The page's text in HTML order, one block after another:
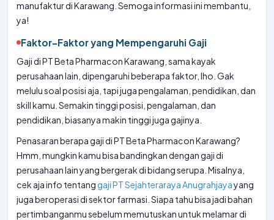
manufaktur di Karawang. Semoga informasi ini membantu,
ya!
Faktor-Faktor yang Mempengaruhi Gaji
Gaji di PT Beta Pharmacon Karawang, sama kayak
perusahaan lain, dipengaruhi beberapa faktor, lho. Gak
melulu soal posisi aja, tapi juga pengalaman, pendidikan, dan
skill kamu. Semakin tinggi posisi, pengalaman, dan
pendidikan, biasanya makin tinggi juga gajinya.
Penasaran berapa gaji di PT Beta Pharmacon Karawang?
Hmm, mungkin kamu bisa bandingkan dengan gaji di
perusahaan lain yang bergerak di bidang serupa. Misalnya,
cek aja info tentang gaji PT Sejahteraraya Anugrahjayayang
juga beroperasi di sektor farmasi. Siapa tahu bisa jadi bahan
pertimbanganmu sebelum memutuskan untuk melamar di